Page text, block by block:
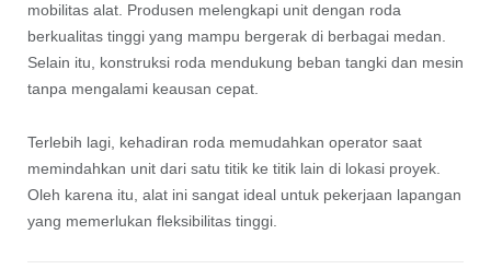
mobilitas alat. Produsen melengkapi unit dengan roda
berkualitas tinggi yang mampu bergerak di berbagai medan.
Selain itu, konstruksi roda mendukung beban tangki dan mesin
tanpa mengalami keausan cepat.
Terlebih lagi, kehadiran roda memudahkan operator saat
memindahkan unit dari satu titik ke titik lain di lokasi proyek.
Oleh karena itu, alat ini sangat ideal untuk pekerjaan lapangan
yang memerlukan fleksibilitas tinggi.